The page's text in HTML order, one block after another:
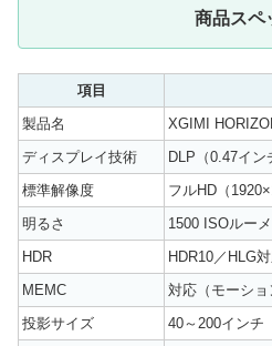
商品スペ
項目
製品名
XGIMI
ディスプレイ技術
DLP（0.47イン
標準解像度
フルHD（
明るさ
1500 ISOルー
HDR
HDR10／HLG
MEMC
対応（モーショ
投影サイズ
40～200インチ